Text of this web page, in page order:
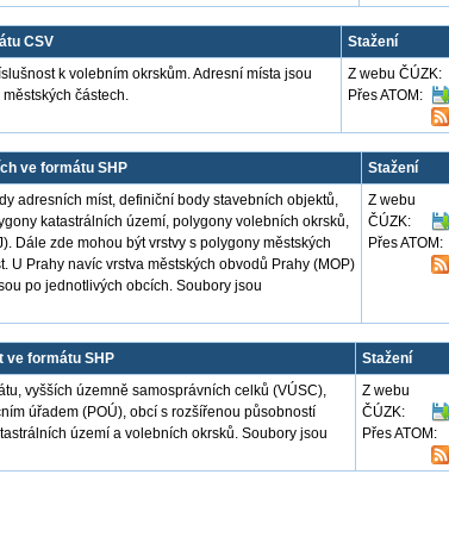
CSV
Stažení
k volebním okrskům. Adresní místa jsou
částech.
Z webu ČÚZK:
Přes ATOM:
ve formátu SHP
Stažení
adresních míst, definiční body stavebních objektů,
katastrálních území, polygony volebních okrsků,
Dále zde mohou být vrstvy s polygony městských
U Prahy navíc vrstva městských obvodů Prahy (MOP)
po jednotlivých obcích. Soubory jsou
Z webu
ČÚZK:
Přes ATOM:
ve formátu SHP
Stažení
vyšších územně samosprávních celků (VÚSC),
úřadem (POÚ), obcí s rozšířenou působností
území a volebních okrsků. Soubory jsou
Z webu
ČÚZK:
Přes ATOM: